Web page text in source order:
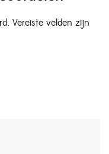
Vereiste velden zijn